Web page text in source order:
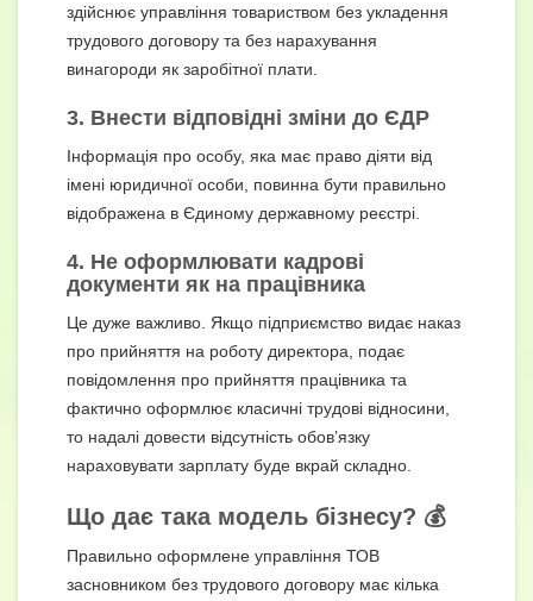
здійснює управління товариством без укладення
трудового договору та без нарахування
винагороди як заробітної плати.
3. Внести відповідні зміни до ЄДР
Інформація про особу, яка має право діяти від
імені юридичної особи, повинна бути правильно
відображена в Єдиному державному реєстрі.
4. Не оформлювати кадрові
документи як на працівника
Це дуже важливо. Якщо підприємство видає наказ
про прийняття на роботу директора, подає
повідомлення про прийняття працівника та
фактично оформлює класичні трудові відносини,
то надалі довести відсутність обов’язку
нараховувати зарплату буде вкрай складно.
Що дає така модель бізнесу? 💰
Правильно оформлене управління ТОВ
засновником без трудового договору має кілька